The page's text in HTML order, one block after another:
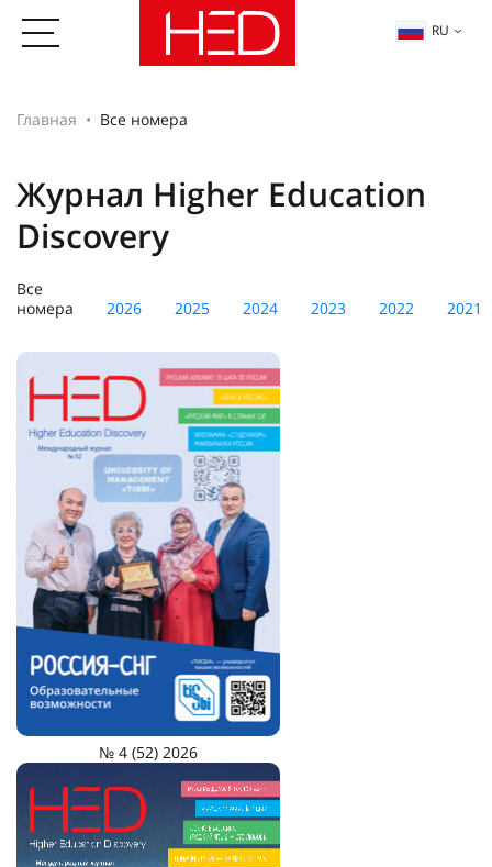
RU
Главная Все номера
Журнал Higher Education
Discovery
Все
номера
2026 2025 2024 2023 2022 2021
№ 4 (52) 2026